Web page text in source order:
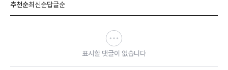
추천순최신순답글순
표시할 댓글이 없습니다